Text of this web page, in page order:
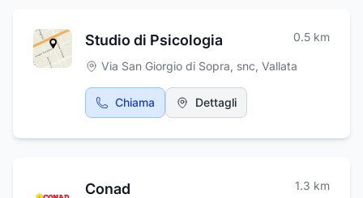
Studio di Psicologia 0.5 km
Via San Giorgio di Sopra, snc, Vallata
Chiama Dettagli
Conad 1.3 km